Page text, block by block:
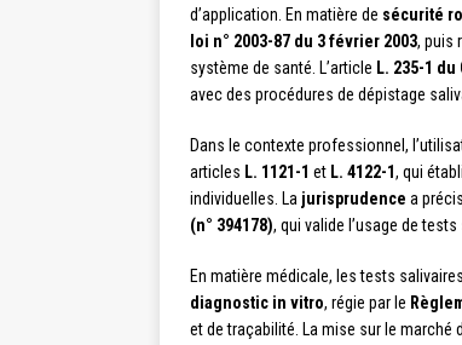
d’application. En matière de sécurité
loi n° 2003-87 du 3 février 2003, puis
système de santé. L’article L. 235-1
avec des procédures de dépistage
Dans le contexte professionnel,
articles L. 1121-1 et L. 4122-1, qui
individuelles. La jurisprudence a
(n° 394178), qui valide l’usage de
En matière médicale, les tests
diagnostic in vitro, régie par le
et de traçabilité. La mise sur le marché